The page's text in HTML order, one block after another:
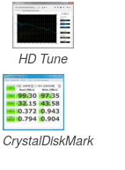
HD Tune
CrystalDiskMark